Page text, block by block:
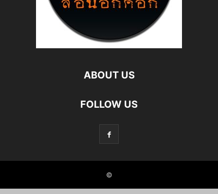
ABOUT US
FOLLOW US
©